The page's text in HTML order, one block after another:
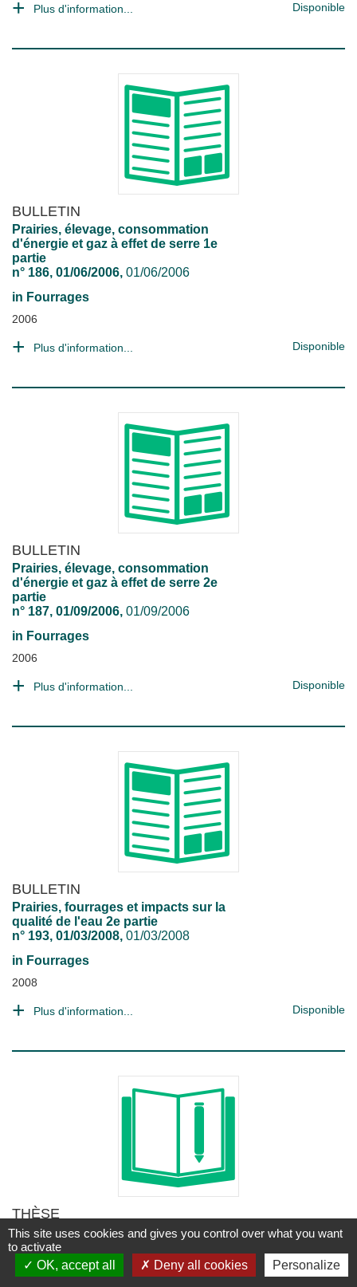
Plus d'information... Disponible
BULLETIN
Prairies, élevage, consommation
d'énergie et gaz à effet de serre 1e
partie
n° 186, 01/06/2006, 01/06/2006
in Fourrages
2006
Plus d'information... Disponible
BULLETIN
Prairies, élevage, consommation
d'énergie et gaz à effet de serre 2e
partie
n° 187, 01/09/2006, 01/09/2006
in Fourrages
2006
Plus d'information... Disponible
BULLETIN
Prairies, fourrages et impacts sur la
qualité de l'eau 2e partie
n° 193, 01/03/2008, 01/03/2008
in Fourrages
2008
Plus d'information... Disponible
THÈSE
Des prairies et des hommes. Les
systèmes herbagers économes du
Bocage poitevin : agro-écologie,
création de richesse et emploi en
This site uses cookies and gives you control over what you want
to activate
OK, accept all
Deny all cookies Personalize